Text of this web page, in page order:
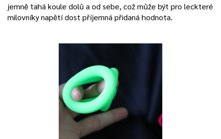
jemně tahá koule dolů a od sebe, což může být pro leckteré
milovníky napětí dost příjemná přidaná hodnota.